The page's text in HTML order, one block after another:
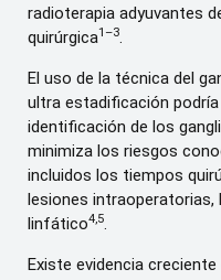
radioterapia adyuvantes
quirúrgica1–3.
El uso de la técnica del
ultra estadificación
identificación de los
minimiza los riesgos
incluidos los tiempos
lesiones intraoperatorias,
linfático4,5.
Existe evidencia